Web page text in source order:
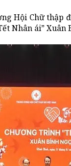
Hội Chữ thập
Nhân ái” Xuân